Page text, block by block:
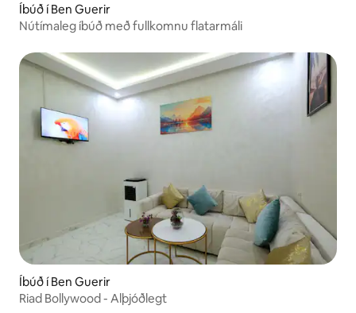
Íbúð í Ben Guerir
Nútímaleg íbúð með fullkomnu flatarmáli
Íbúð í Ben Guerir
Riad Bollywood - Alþjóðlegt